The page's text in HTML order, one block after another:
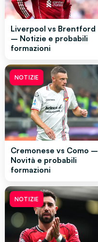
Liverpool vs Brentford
– Notizie e probabili
formazioni
NOTIZIE
Cremonese vs Como –
Novità e probabili
formazioni
NOTIZIE